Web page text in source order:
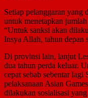
Setiap pelanggaran yang
untuk menetapkan
“Untuk sanksi akan
Insya Allah, tahun depan
Di provinsi lain, lanjut
dua tahun perda keluar.
cepat sebab sebentar lagi
pelaksanaan Asian
dilakukan sosialisasi